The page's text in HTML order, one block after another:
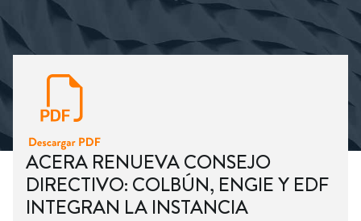
ACERA RENUEVA CONSEJO
DIRECTIVO: COLBÚN, ENGIE Y EDF
INTEGRAN LA INSTANCIA